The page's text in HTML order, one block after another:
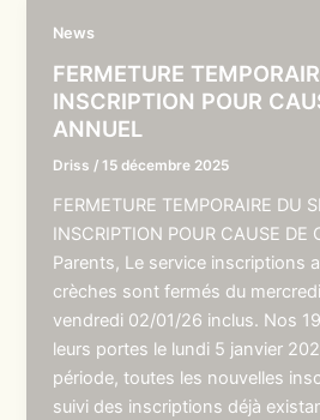
News
FERMETURE
INSCRIPTION POUR
ANNUEL
Driss /15 décembre 2025
FERMETURE TEMPORAIRE DU
INSCRIPTION POUR CAUSE
Parents, Le service inscriptions
crèches sont fermés du
vendredi 02/01/26 inclus. Nos
leurs portes le lundi 5 janvier
période, toutes les nouvelles
suivi des inscriptions déjà